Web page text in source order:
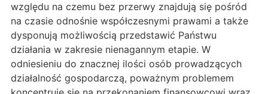
względu na czemu bez przerwy znajdują się pośród
na czasie odnośnie współczesnymi prawami a także
dysponują możliwością przedstawić Państwu
działania w zakresie nienagannym etapie. W
odniesieniu do znacznej ilości osób prowadzących
działalność gospodarczą, poważnym problemem